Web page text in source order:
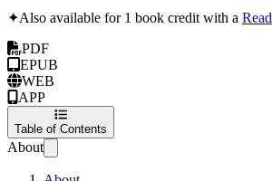
✦Also available for 1 book credit with a
PDF
EPUB
WEB
APP
Table of Contents
About